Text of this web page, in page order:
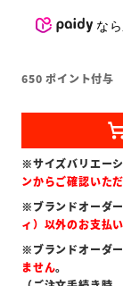
なら
650 ポイント付与
※サイズバリエーシ
ンからご確認いた
※ブランドオーダー
ィ）以外のお支払
※ブランドオーダー
ません。